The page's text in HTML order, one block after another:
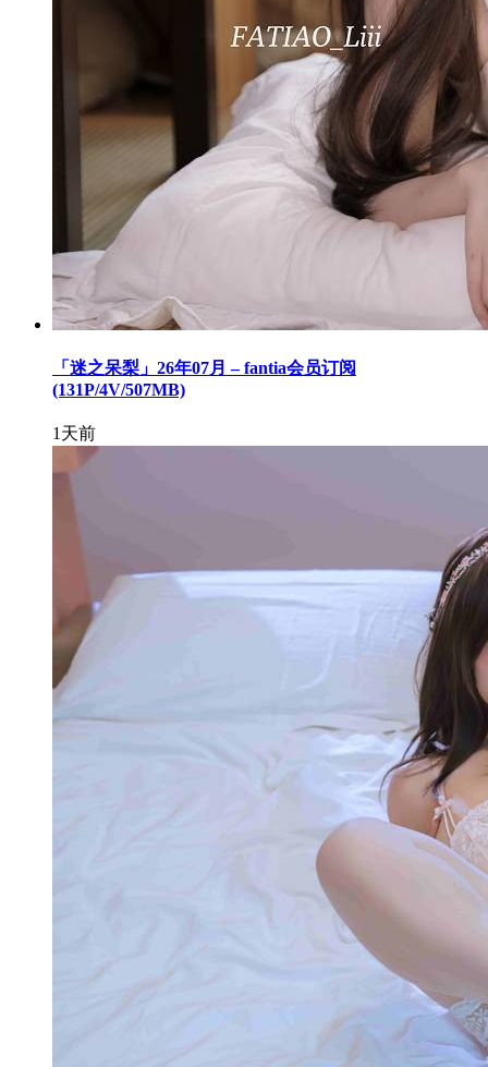
「迷之呆梨」26年07月 – fantia会员订阅
(131P/4V/507MB)
1天前